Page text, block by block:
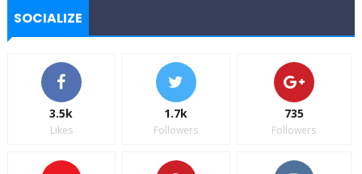
SOCIALIZE
3.5k
Likes
1.7k
Followers
735
Followers